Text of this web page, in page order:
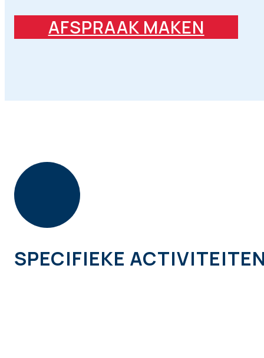
AFSPRAAK MAKEN
SPECIFIEKE